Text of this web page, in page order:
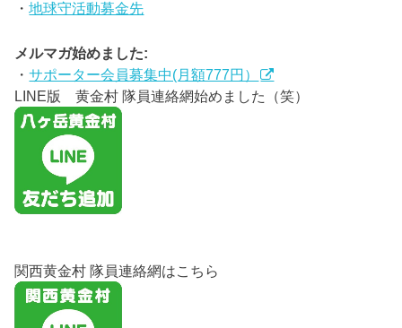
・地球守活動募金先
メルマガ始めました:
・サポーター会員募集中(月額777円）
LINE版 黄金村 隊員連絡網始めました（笑）
関西黄金村 隊員連絡網はこちら